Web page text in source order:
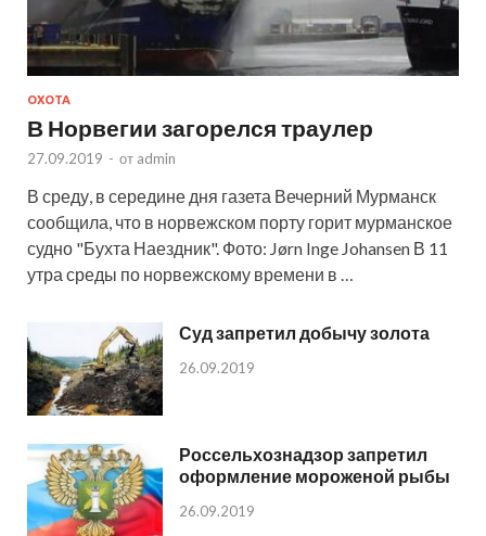
ОХОТА
В Норвегии загорелся траулер
27.09.2019 - от admin
В среду, в середине дня газета Вечерний Мурманск
сообщила, что в норвежском порту горит мурманское
судно "Бухта Наездник". Фото: Jørn Inge Johansen В 11
утра среды по норвежскому времени в …
Суд запретил добычу золота
26.09.2019
Россельхознадзор запретил
оформление мороженой рыбы
26.09.2019